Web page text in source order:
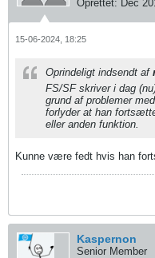
Oprettet: Dec
15-06-2024, 18:25
Oprindeligt indsendt af
FS/SF skriver i dag
grund af problemer
forlyder at han
eller anden funktion.
Kunne være fedt hvis han
Kaspernon
Senior Member